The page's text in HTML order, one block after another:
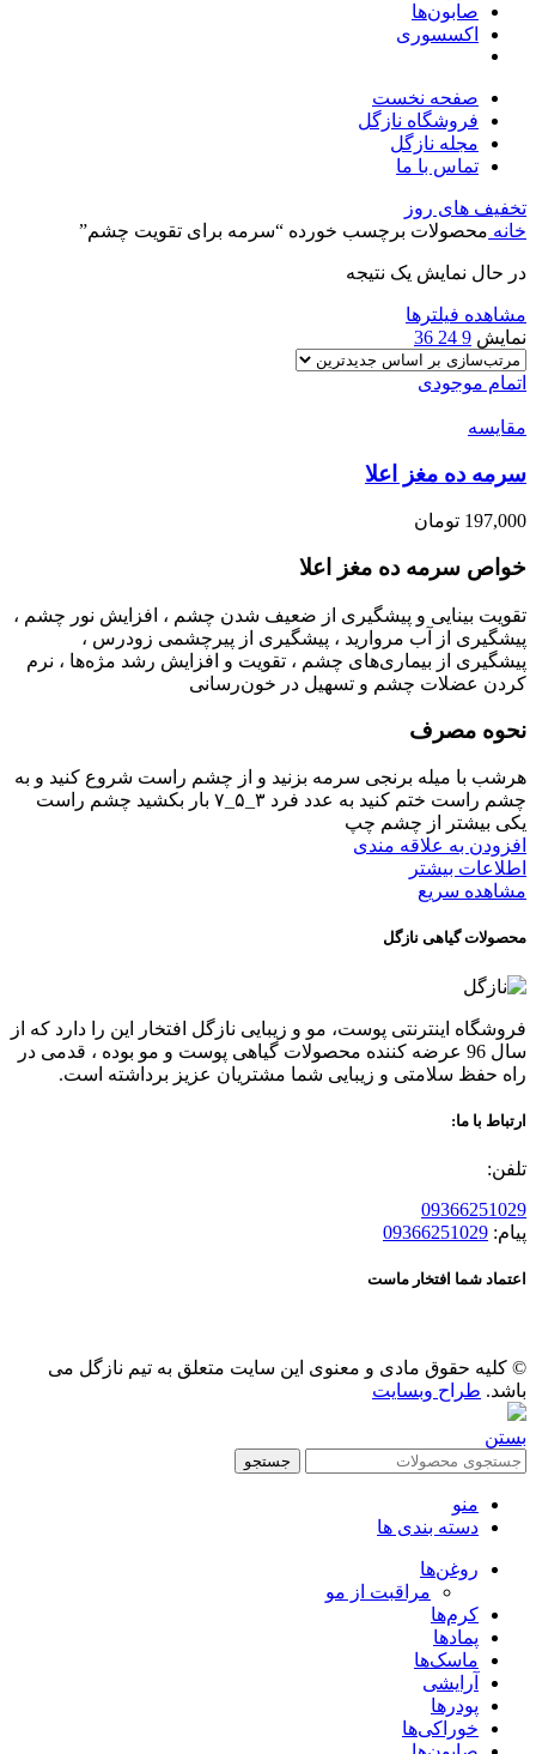
صابون‌ها
اکسسوری
صفحه نخست
فروشگاه نازگل
مجله نازگل
تماس با ما
تخفیف های روز
خانه محصولات برچسب خورده “سرمه برای تقویت چشم”
در حال نمایش یک نتیجه
مشاهده فیلترها
نمایش 9
24
36
اتمام موجودی
مقایسه
سرمه ده مغز اعلا
197,000 تومان
خواص سرمه ده مغز اعلا
تقویت بینایی و پیشگیری از ضعیف شدن چشم ، افزایش نور چشم ،
پیشگیری از آب مروارید ، پیشگیری از پیرچشمی زودرس ،
پیشگیری از بیماری‌های چشم ، تقویت و افزایش رشد مژه‌ها ، نرم
کردن عضلات چشم و تسهیل‌ در خون‌رسانی
نحوه مصرف
هرشب با میله برنجی سرمه بزنید و از چشم راست شروع کنید و به
چشم راست ختم کنید به عدد فرد ۳_۵_۷ بار بکشید چشم راست
یکی بیشتر از چشم چپ
افزودن به علاقه مندی
اطلاعات بیشتر
مشاهده سریع
محصولات گیاهی نازگل
فروشگاه اینترنتی پوست، مو و زیبایی نازگل افتخار این را دارد که از
سال 96 عرضه کننده محصولات گیاهی پوست و مو بوده ، قدمی در
راه حفظ سلامتی و زیبایی شما مشتریان عزیز برداشته است.
ارتباط با ما:
تلفن:
09366251029
پیام: 09366251029
اعتماد شما افتخار ماست
© کلیه حقوق مادی و معنوی این سایت متعلق به تیم نازگل می
باشد. طراح وبسایت
بستن
جستجو
منو
دسته بندی ها
روغن‌ها
مراقبت از مو
کرم‌ها
پمادها
ماسک‌ها
آرایشی
پودرها
خوراکی‌ها